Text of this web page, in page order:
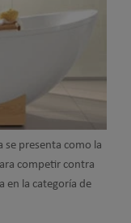
se presenta como la
competir contra
en la categoría de